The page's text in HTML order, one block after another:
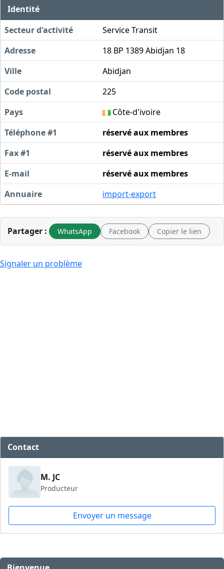
Identité
Secteur d'activité
Service Transit
Adresse
18 BP 1389 Abidjan 18
Ville
Abidjan
Code postal
225
Pays
Côte-d'ivoire
Téléphone #1
réservé aux membres
Fax #1
réservé aux membres
E-mail
réservé aux membres
Annuaire
import-export
Partager : WhatsApp Facebook Copier le lien
Signaler un problème
Contact
M. JC
Producteur
Envoyer un message